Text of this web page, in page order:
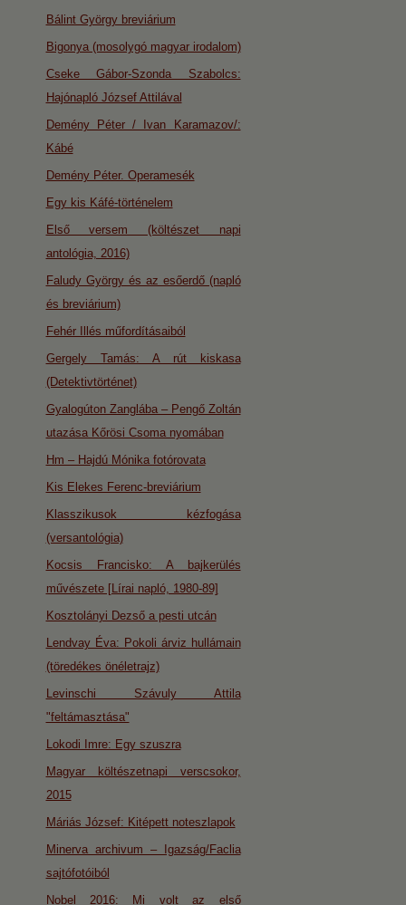
Bálint György breviárium
Bigonya (mosolygó magyar irodalom)
Cseke Gábor-Szonda Szabolcs:
Hajónapló József Attilával
Demény Péter / Ivan Karamazov/:
Kábé
Demény Péter. Operamesék
Egy kis Káfé-történelem
Első versem (költészet napi
antológia, 2016)
Faludy György és az esőerdő (napló
és breviárium)
Fehér Illés műfordításaiból
Gergely Tamás: A rút kiskasa
(Detektivtörténet)
Gyalogúton Zanglába – Pengő Zoltán
utazása Kőrösi Csoma nyomában
Hm – Hajdú Mónika fotórovata
Kis Elekes Ferenc-breviárium
Klasszikusok kézfogása
(versantológia)
Kocsis Francisko: A bajkerülés
művészete [Lírai napló, 1980-89]
Kosztolányi Dezső a pesti utcán
Lendvay Éva: Pokoli árviz hullámain
(töredékes önéletrajz)
Levinschi Szávuly Attila
"feltámasztása"
Lokodi Imre: Egy szuszra
Magyar költészetnapi verscsokor,
2015
Máriás József: Kitépett noteszlapok
Minerva archivum – Igazság/Faclia
sajtófotóiból
Nobel 2016: Mi volt az első